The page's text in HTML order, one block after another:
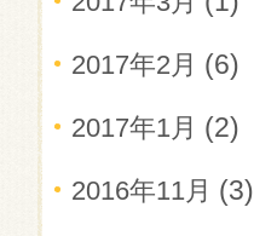
2017年2月 (6)
2017年1月 (2)
2016年11月 (3)